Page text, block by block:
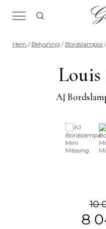
Sök efter valfri
kategori
Hem / Belysning / Bordslampor
Louis
AJ
10
8